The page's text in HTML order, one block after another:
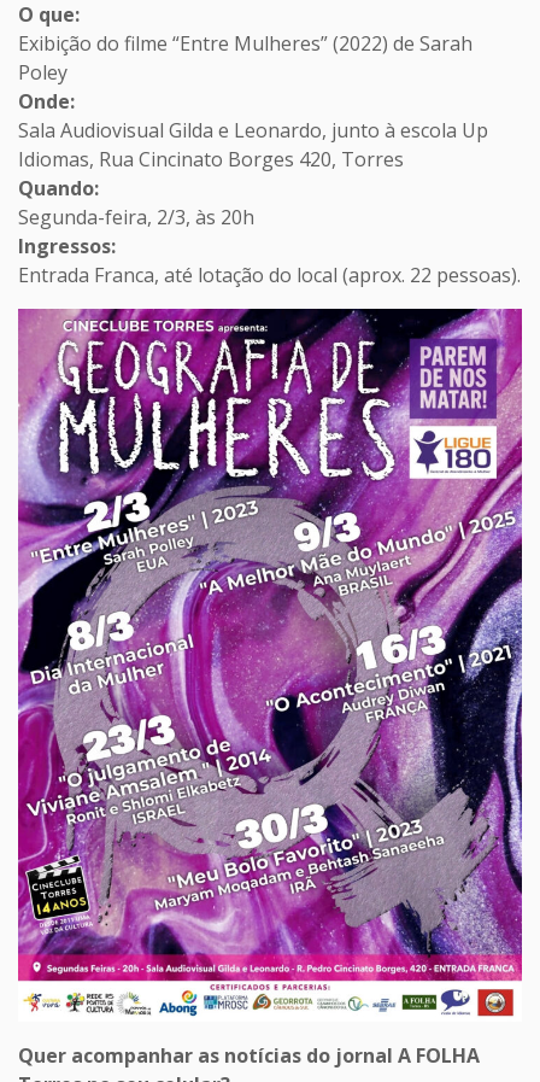
O que:
Exibição do filme “Entre Mulheres” (2022) de Sarah
Poley
Onde:
Sala Audiovisual Gilda e Leonardo, junto à escola Up
Idiomas, Rua Cincinato Borges 420, Torres
Quando:
Segunda-feira, 2/3, às 20h
Ingressos:
Entrada Franca, até lotação do local (aprox. 22 pessoas).
Quer acompanhar as notícias do jornal A FOLHA